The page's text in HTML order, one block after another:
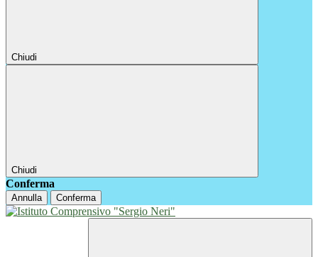
Chiudi
Chiudi
Conferma
Annulla Conferma